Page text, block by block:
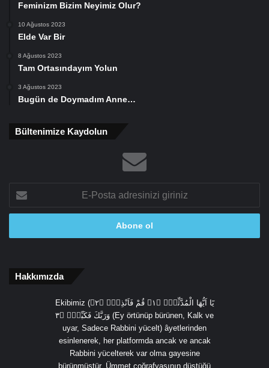
Feminizm Bizim Neyimiz Olur?
10 Ağustos 2023
Elde Var Bir
8 Ağustos 2023
Tam Ortasındayım Yolun
3 Ağustos 2023
Bugün de Doymadım Anne…
Bültenimize Kaydolun
Posta
adresinizi
Hakkımızda
Ekibimiz (يَٓا اَيُّهَا الْمُدَّثِّرُۙ ﴿١﴾ قُمْ فَاَنْذِرْۙ ﴿٢﴾
وَرَبَّكَ فَكَبِّرْۙ ﴿٣ (Ey örtünüp bürünen, Kalk ve
uyar, Sadece Rabbini yücelt) âyetlerinden
esinlenerek, her platformda ancak ve ancak
Rabbini yücelterek var olma gayesine
bürünmüştür. Ümmet coğrafyasının düştüğü